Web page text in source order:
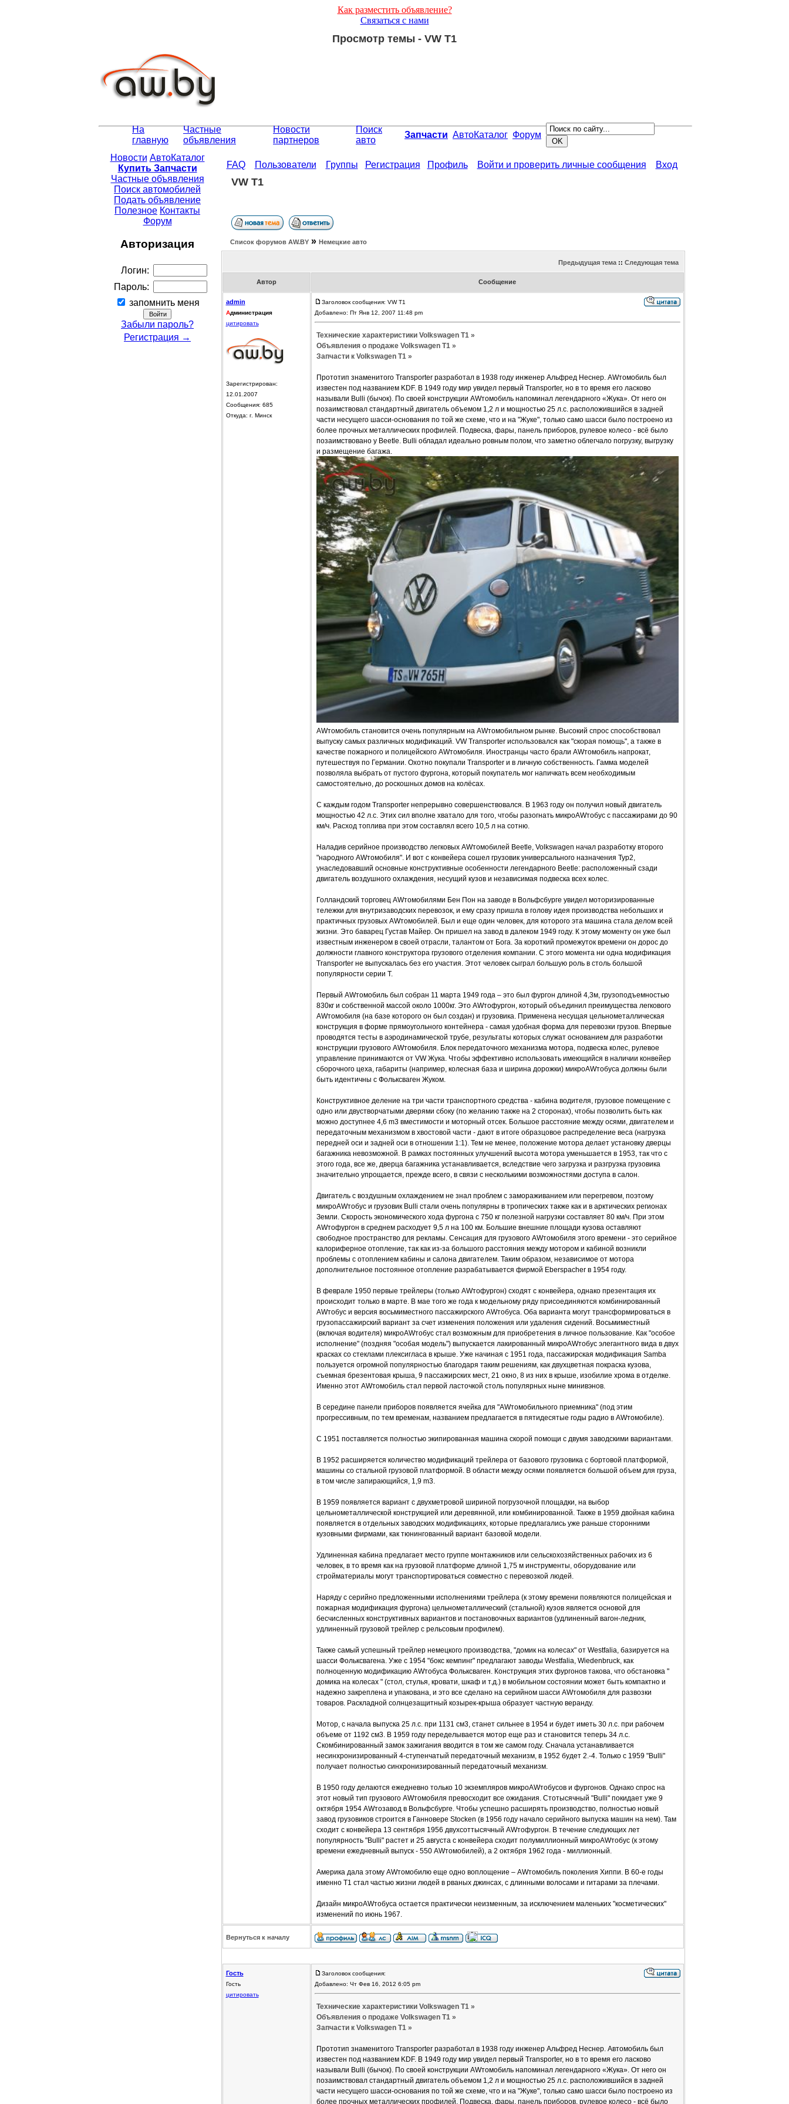
Как разместить объявление?
Связаться с нами
Просмотр темы - VW T1
На
главную
Частные
объявления
Новости
партнеров
Поиск
авто
Запчасти АвтоКаталог Форум
Новости АвтоКаталог
Купить Запчасти
Частные объявления
Поиск автомобилей
Подать объявление
Полезное Контакты
Форум
Авторизация
Логин:
Пароль:
запомнить меня
Забыли пароль?
Регистрация →
FAQ Пользователи Группы Регистрация Профиль Войти и проверить личные сообщения Вход
VW T1
Список форумов АW.BY» Немецкие авто
Предыдущая тема:: Следующая тема
Автор Сообщение
admin
Администрация
цитировать
Зарегистрирован:
12.01.2007
Сообщения: 685
Откуда: г. Минск
Заголовок сообщения: VW T1
Добавлено: Пт Янв 12, 2007 11:48 pm
Технические характеристики Volkswagen T1 »
Объявления о продаже Volkswagen T1 »
Запчасти к Volkswagen T1 »
Прототип знаменитого Transporter разработал в 1938 году инженер Альфред Неснер. AWтомобиль был
известен под названием KDF. В 1949 году мир увидел первый Transporter, но в то время его ласково
называли Bulli (бычок). По своей конструкции AWтомобиль напоминал легендарного «Жука». От него он
позаимствовал стандартный двигатель объемом 1,2 л и мощностью 25 л.с. расположившийся в задней
части несущего шасси-основания по той же схеме, что и на "Жуке", только само шасси было построено из
более прочных металлических профилей. Подвеска, фары, панель приборов, рулевое колесо - всё было
позаимствовано у Beetle. Bulli обладал идеально ровным полом, что заметно облегчало погрузку, выгрузку
и размещение багажа.
AWтомобиль становится очень популярным на AWтомобильном рынке. Высокий спрос способствовал
выпуску самых различных модификаций. VW Transporter использовался как "скорая помощь", а также в
качестве пожарного и полицейского AWтомобиля. Иностранцы часто брали AWтомобиль напрокат,
путешествуя по Германии. Охотно покупали Transporter и в личную собственность. Гамма моделей
позволяла выбрать от пустого фургона, который покупатель мог напичкать всем необходимым
самостоятельно, до роскошных домов на колёсах.
С каждым годом Transporter непрерывно совершенствовался. В 1963 году он получил новый двигатель
мощностью 42 л.с. Этих сил вполне хватало для того, чтобы разогнать микроAWтобус с пассажирами до 90
км/ч. Расход топлива при этом составлял всего 10,5 л на сотню.
Наладив серийное производство легковых AWтомобилей Beetle, Volkswagen начал разработку второго
"народного AWтомобиля". И вот с конвейера сошел грузовик универсального назначения Typ2,
унаследовавший основные конструктивные особенности легендарного Beetle: расположенный сзади
двигатель воздушного охлаждения, несущий кузов и независимая подвеска всех колес.
Голландский торговец AWтомобилями Бен Пон на заводе в Вольфсбурге увидел моторизированные
тележки для внутризаводских перевозок, и ему сразу пришла в голову идея производства небольших и
практичных грузовых AWтомобилей. Был и еще один человек, для которого эта машина стала делом всей
жизни. Это баварец Густав Майер. Он пришел на завод в далеком 1949 году. К этому моменту он уже был
известным инженером в своей отрасли, талантом от Бога. За короткий промежуток времени он дорос до
должности главного конструктора грузового отделения компании. С этого момента ни одна модификация
Transporter не выпускалась без его участия. Этот человек сыграл большую роль в столь большой
популярности серии Т.
Первый AWтомобиль был собран 11 марта 1949 года – это был фургон длиной 4,3м, грузоподъемностью
830кг и собственной массой около 1000кг. Это AWтофургон, который объединил преимущества легкового
AWтомобиля (на базе которого он был создан) и грузовика. Применена несущая цельнометаллическая
конструкция в форме прямоугольного контейнера - самая удобная форма для перевозки грузов. Впервые
проводятся тесты в аэродинамической трубе, результаты которых служат основанием для разработки
конструкции грузового AWтомобиля. Блок передаточного механизма мотора, подвеска колес, рулевое
управление принимаются от VW Жука. Чтобы эффективно использовать имеющийся в наличии конвейер
сборочного цеха, габариты (например, колесная база и ширина дорожки) микроAWтобуса должны были
быть идентичны с Фольксваген Жуком.
Конструктивное деление на три части транспортного средства - кабина водителя, грузовое помещение с
одно или двустворчатыми дверями сбоку (по желанию также на 2 сторонах), чтобы позволить быть как
можно доступнее 4,6 m3 вместимости и моторный отсек. Большое расстояние между осями, двигателем и
передаточным механизмом в хвостовой части - дают в итоге образцовое распределение веса (нагрузка
передней оси и задней оси в отношении 1:1). Тем не менее, положение мотора делает установку дверцы
багажника невозможной. В рамках постоянных улучшений высота мотора уменьшается в 1953, так что с
этого года, все же, дверца багажника устанавливается, вследствие чего загрузка и разгрузка грузовика
значительно упрощается, прежде всего, в связи с несколькими возможностями доступа в салон.
Двигатель с воздушным охлаждением не знал проблем с замораживанием или перегревом, поэтому
микроAWтобус и грузовик Bulli стали очень популярны в тропических также как и в арктических регионах
Земли. Скорость экономического хода фургона с 750 кг полезной нагрузки составляет 80 км/ч. При этом
AWтофургон в среднем расходует 9,5 л на 100 км. Большие внешние площади кузова оставляют
свободное пространство для рекламы. Сенсация для грузового AWтомобиля этого времени - это серийное
калориферное отопление, так как из-за большого расстояния между мотором и кабиной возникли
проблемы с отоплением кабины и салона двигателем. Таким образом, независимое от мотора
дополнительное постоянное отопление разрабатывается фирмой Eberspacher в 1954 году.
В феврале 1950 первые трейлеры (только AWтофургон) сходят с конвейера, однако презентация их
происходит только в марте. В мае того же года к модельному ряду присоединяются комбинированный
AWтобус и версия восьмиместного пассажирского AWтобуса. Оба варианта могут трансформироваться в
грузопассажирский вариант за счет изменения положения или удаления сидений. Восьмиместный
(включая водителя) микроAWтобус стал возможным для приобретения в личное пользование. Как "особое
исполнение" (поздняя "особая модель") выпускается лакированный микроAWтобус элегантного вида в двух
красках со стеклами плексигласа в крыше. Уже начиная с 1951 года, пассажирская модификация Samba
пользуется огромной популярностью благодаря таким решениям, как двухцветная покраска кузова,
съемная брезентовая крыша, 9 пассажирских мест, 21 окно, 8 из них в крыше, изобилие хрома в отделке.
Именно этот AWтомобиль стал первой ласточкой столь популярных ныне минивэнов.
В середине панели приборов появляется ячейка для "AWтомобильного приемника" (под этим
прогрессивным, по тем временам, названием предлагается в пятидесятые годы радио в AWтомобиле).
С 1951 поставляется полностью экипированная машина скорой помощи с двумя заводскими вариантами.
В 1952 расширяется количество модификаций трейлера от базового грузовика с бортовой платформой,
машины со стальной грузовой платформой. В области между осями появляется большой объем для груза,
в том числе запирающийся, 1,9 m3.
В 1959 появляется вариант с двухметровой шириной погрузочной площадки, на выбор
цельнометаллической конструкцией или деревянной, или комбинированной. Также в 1959 двойная кабина
появляется в отдельных заводских модификациях, которые предлагались уже раньше сторонними
кузовными фирмами, как тюнингованный вариант базовой модели.
Удлиненная кабина предлагает место группе монтажников или сельскохозяйственных рабочих из 6
человек, в то время как на грузовой платформе длиной 1,75 м инструменты, оборудование или
стройматериалы могут транспортироваться совместно с перевозкой людей.
Наряду с серийно предложенными исполнениями трейлера (к этому времени появляются полицейская и
пожарная модификация фургона) цельнометаллический (стальной) кузов является основой для
бесчисленных конструктивных вариантов и постановочных вариантов (удлиненный вагон-ледник,
удлиненный грузовой трейлер с рельсовым профилем).
Также самый успешный трейлер немецкого производства, "домик на колесах" от Westfalia, базируется на
шасси Фольксвагена. Уже с 1954 "бокс кемпинг" предлагают заводы Westfalia, Wiedenbruck, как
полноценную модификацию AWтобуса Фольксваген. Конструкция этих фургонов такова, что обстановка "
домика на колесах " (стол, стулья, кровати, шкаф и т.д.) в мобильном состоянии может быть компактно и
надежно закреплена и упакована, и это все сделано на серийном шасси AWтомобиля для развозки
товаров. Раскладной солнцезащитный козырек-крыша образует частную веранду.
Мотор, с начала выпуска 25 л.с. при 1131 см3, станет сильнее в 1954 и будет иметь 30 л.с. при рабочем
объеме от 1192 см3. В 1959 году переделывается мотор еще раз и становится теперь 34 л.с.
Скомбинированный замок зажигания вводится в том же самом году. Сначала устанавливается
несинхронизированный 4-ступенчатый передаточный механизм, в 1952 будет 2.-4. Только с 1959 "Bulli"
получает полностью синхронизированный передаточный механизм.
В 1950 году делаются ежедневно только 10 экземпляров микроAWтобусов и фургонов. Однако спрос на
этот новый тип грузового AWтомобиля превосходит все ожидания. Стотысячный "Bulli" покидает уже 9
октября 1954 AWтозавод в Вольфсбурге. Чтобы успешно расширять производство, полностью новый
завод грузовиков строится в Ганновере Stocken (в 1956 году начало серийного выпуска машин на нем). Там
сходит с конвейера 13 сентября 1956 двухсоттысячный AWтофургон. В течение следующих лет
популярность "Bulli" растет и 25 августа с конвейера сходит полумиллионный микроAWтобус (к этому
времени ежедневный выпуск - 550 AWтомобилей), а 2 октября 1962 года - миллионный.
Америка дала этому AWтомобилю еще одно воплощение – AWтомобиль поколения Хиппи. В 60-е годы
именно Т1 стал частью жизни людей в рваных джинсах, с длинными волосами и гитарами за плечами.
Дизайн микроAWтобуса остается практически неизменным, за исключением маленьких "косметических"
изменений по июнь 1967.
Вернуться к началу
Гость
Гость
цитировать
Заголовок сообщения:
Добавлено: Чт Фев 16, 2012 6:05 pm
Технические характеристики Volkswagen T1 »
Объявления о продаже Volkswagen T1 »
Запчасти к Volkswagen T1 »
Прототип знаменитого Transporter разработал в 1938 году инженер Альфред Неснер. Автомобиль был
известен под названием KDF. В 1949 году мир увидел первый Transporter, но в то время его ласково
называли Bulli (бычок). По своей конструкции AWтомобиль напоминал легендарного «Жука». От него он
позаимствовал стандартный двигатель объемом 1,2 л и мощностью 25 л.с. расположившийся в задней
части несущего шасси-основания по той же схеме, что и на "Жуке", только само шасси было построено из
более прочных металлических профилей. Подвеска, фары, панель приборов, рулевое колесо - всё было